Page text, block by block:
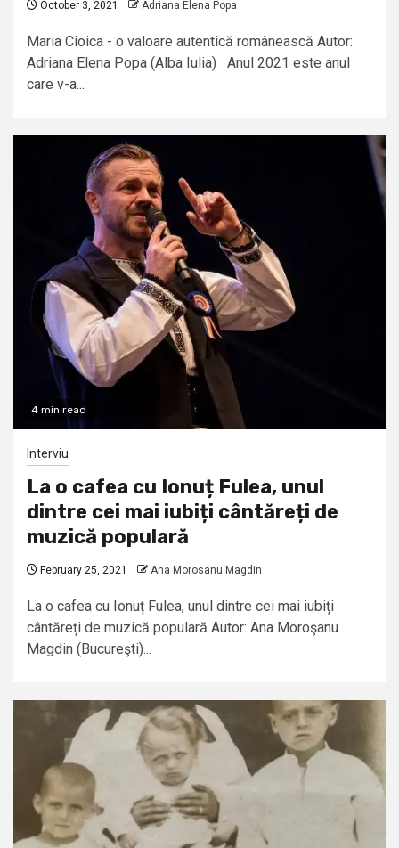
October 3, 2021 Adriana Elena Popa
Maria Cioica - o valoare autentică românească Autor:
Adriana Elena Popa (Alba Iulia) Anul 2021 este anul
care v-a...
4 min read
Interviu
La o cafea cu Ionuț Fulea, unul
dintre cei mai iubiți cântăreți de
muzică populară
February 25, 2021 Ana Morosanu Magdin
La o cafea cu Ionuț Fulea, unul dintre cei mai iubiți
cântăreți de muzică populară Autor: Ana Moroşanu
Magdin (Bucureşti)...